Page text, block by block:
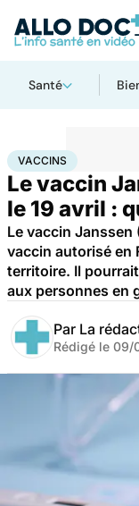
Santé
AccueilSanté
VACCINS
Le vaccin
le 19 avril :
Le vaccin
vaccin autorisé en
territoire. Il
aux personnes en
Par La
Rédigé le 09/